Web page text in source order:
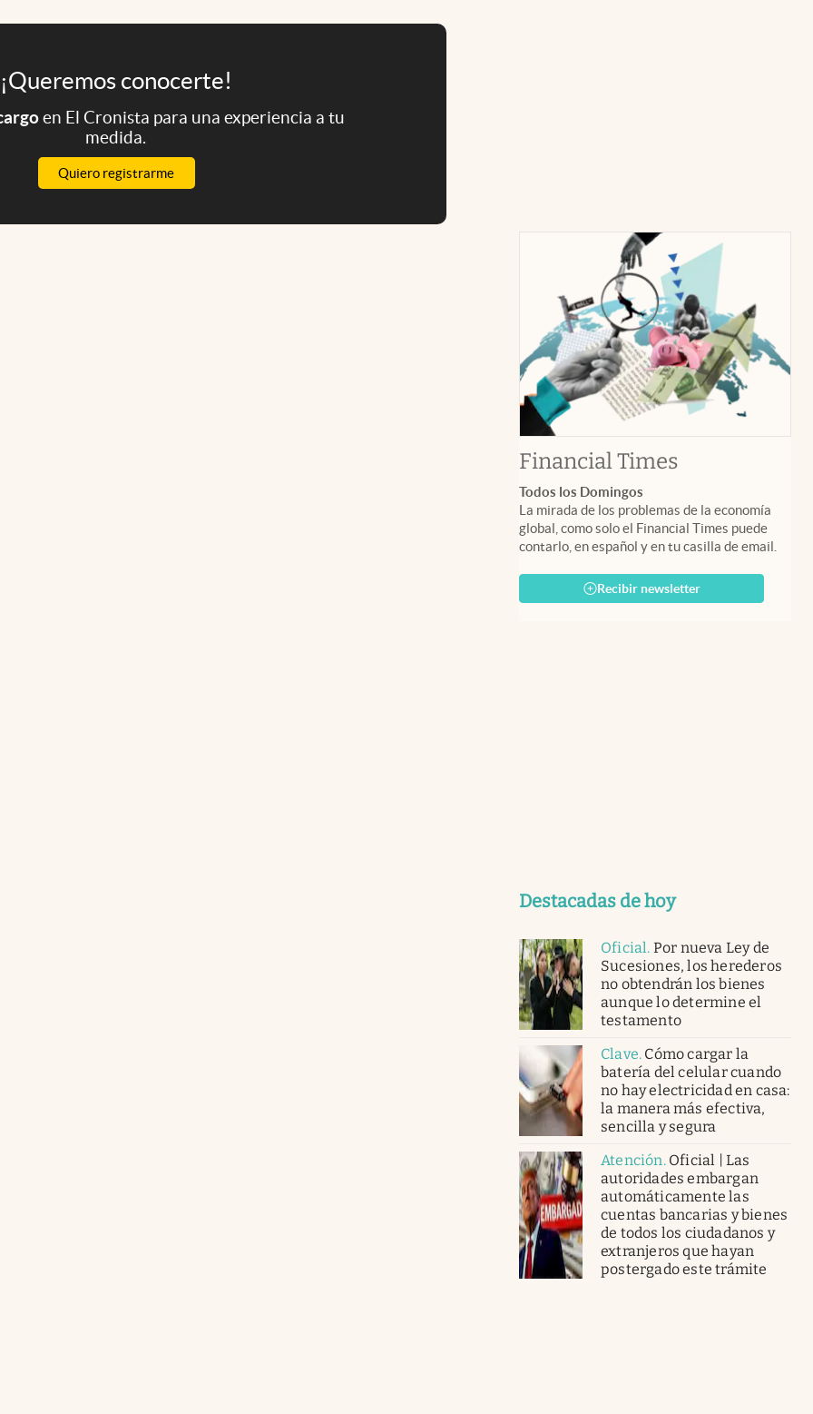
¡Queremos conocerte!
en El Cronista para una experiencia a tu
medida.
Quiero registrarme
Financial Timesabre en
Todos los Domingos
La mirada de los problemas de la economía
global, como solo el Financial Times puede
contarlo, en español y en tu casilla de email.
Recibir newsletter
Destacadas de hoy
Oficial. Por nueva Ley de
Sucesiones, los herederos
no obtendrán los bienes
aunque lo determine el
testamento
Clave. Cómo cargar la
batería del celular cuando
no hay electricidad en casa:
la manera más efectiva,
sencilla y segura
Atención. Oficial | Las
autoridades embargan
automáticamente las
cuentas bancarias y bienes
de todos los ciudadanos y
extranjeros que hayan
postergado este trámite